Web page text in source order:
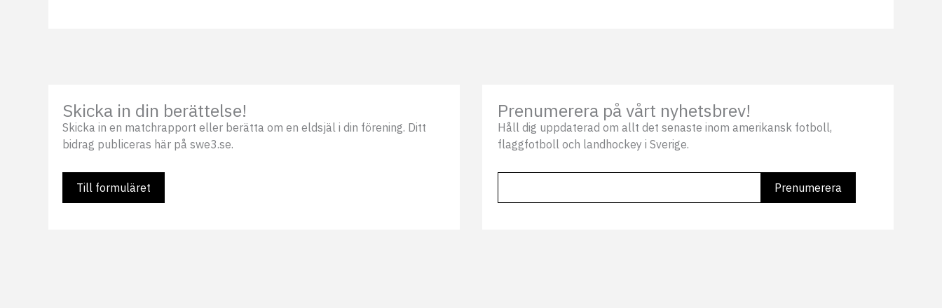
Skicka in din berättelse!
Skicka in en matchrapport eller berätta om en eldsjäl i din förening. Ditt
bidrag publiceras här på swe3.se.
Till formuläret
Prenumerera på vårt nyhetsbrev!
Håll dig uppdaterad om allt det senaste inom amerikansk fotboll,
flaggfotboll och landhockey i Sverige.